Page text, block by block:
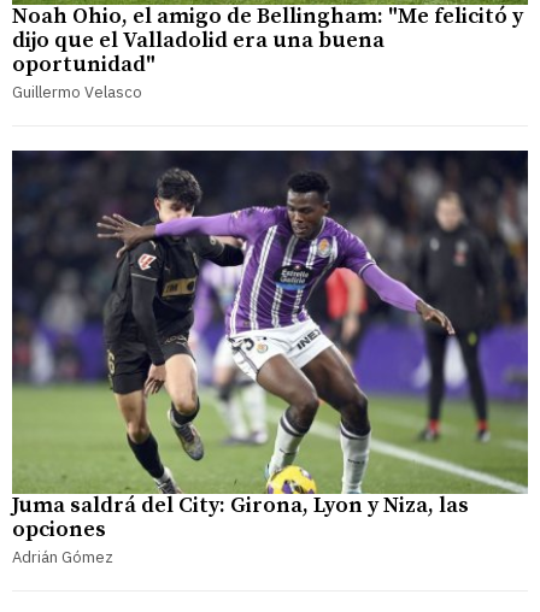
Noah Ohio, el amigo de Bellingham: "Me felicitó y
dijo que el Valladolid era una buena
oportunidad"
Guillermo Velasco
Juma saldrá del City: Girona, Lyon y Niza, las
opciones
Adrián Gómez